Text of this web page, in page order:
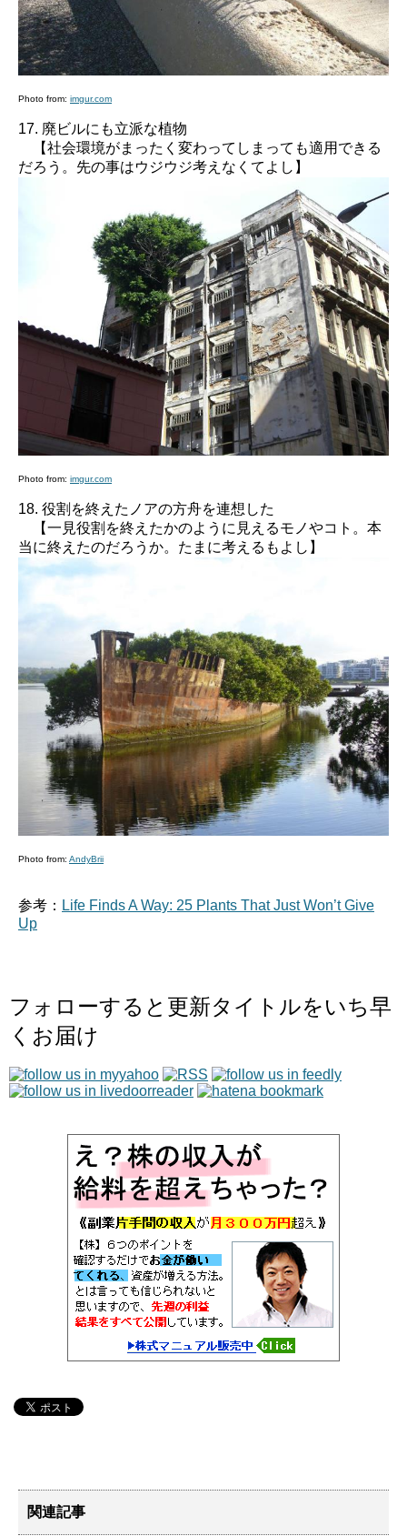
Photo from: imgur.com
17. 廃ビルにも立派な植物
【社会環境がまったく変わってしまっても適用できる
だろう。先の事はウジウジ考えなくてよし】
Photo from: imgur.com
18. 役割を終えたノアの方舟を連想した
【一見役割を終えたかのように見えるモノやコト。本
当に終えたのだろうか。たまに考えるもよし】
Photo from: AndyBrii
参考： Life Finds A Way: 25 Plants That Just Won’t Give
Up
フォローすると更新タイトルをいち早
くお届け
関連記事